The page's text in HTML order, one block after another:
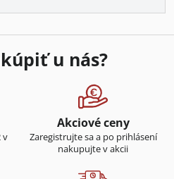
u nás?
v
Akciové ceny
Zaregistrujte sa a po prihlásení
nakupujte v akcii